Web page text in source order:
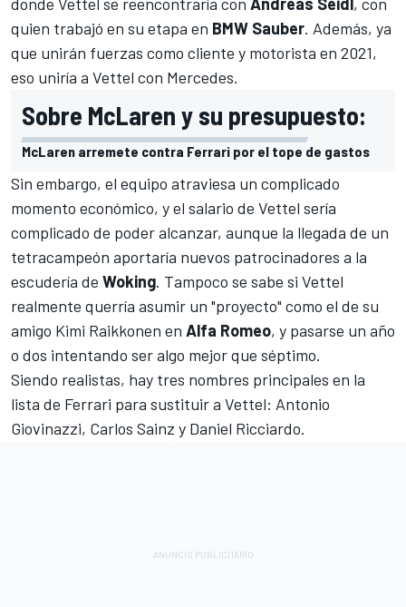
donde Vettel se reencontraría con Andreas Seidl , con
quien trabajó en su etapa en BMW Sauber. Además, ya
que unirán fuerzas como cliente y motorista en 2021,
eso uniría a Vettel con Mercedes.
Sobre McLaren y su presupuesto:
McLaren arremete contra Ferrari por el tope de gastos
Sin embargo, el equipo atraviesa un complicado
momento económico, y el salario de Vettel sería
complicado de poder alcanzar, aunque la llegada de un
tetracampeón aportaría nuevos patrocinadores a la
escudería de Woking. Tampoco se sabe si Vettel
realmente querría asumir un "proyecto" como el de su
amigo Kimi Raikkonen en Alfa Romeo, y pasarse un año
o dos intentando ser algo mejor que séptimo.
Siendo realistas, hay tres nombres principales en la
lista de Ferrari para sustituir a Vettel: Antonio
Giovinazzi, Carlos Sainz y Daniel Ricciardo.